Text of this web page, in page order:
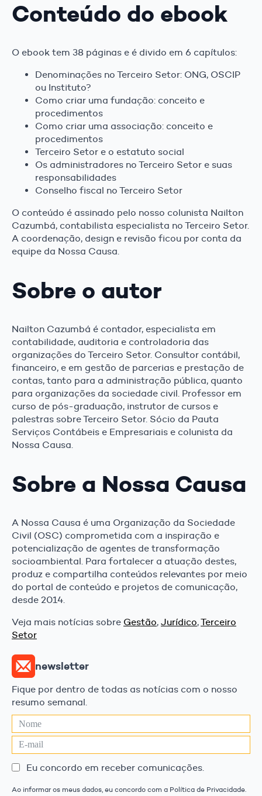
Conteúdo do ebook
O ebook tem 38 páginas e é divido em 6 capítulos:
Denominações no Terceiro Setor: ONG, OSCIP
ou Instituto?
Como criar uma fundação: conceito e
procedimentos
Como criar uma associação: conceito e
procedimentos
Terceiro Setor e o estatuto social
Os administradores no Terceiro Setor e suas
responsabilidades
Conselho fiscal no Terceiro Setor
O conteúdo é assinado pelo nosso colunista Nailton
Cazumbá, contabilista especialista no Terceiro Setor.
A coordenação, design e revisão ficou por conta da
equipe da Nossa Causa.
Sobre o autor
Nailton Cazumbá é contador, especialista em
contabilidade, auditoria e controladoria das
organizações do Terceiro Setor. Consultor contábil,
financeiro, e em gestão de parcerias e prestação de
contas, tanto para a administração pública, quanto
para organizações da sociedade civil. Professor em
curso de pós-graduação, instrutor de cursos e
palestras sobre Terceiro Setor. Sócio da Pauta
Serviços Contábeis e Empresariais e colunista da
Nossa Causa.
Sobre a Nossa Causa
A Nossa Causa é uma Organização da Sociedade
Civil (OSC) comprometida com a inspiração e
potencialização de agentes de transformação
socioambiental. Para fortalecer a atuação destes,
produz e compartilha conteúdos relevantes por meio
do portal de conteúdo e projetos de comunicação,
desde 2014.
Veja mais notícias sobre Gestão, Jurídico,Terceiro
Setor
newsletter
Fique por dentro de todas as notícias com o nosso
resumo semanal.
Eu concordo em receber comunicações.
Ao informar os meus dados, eu concordo com a Política de Privacidade.